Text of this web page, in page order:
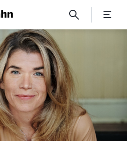
…“ Anke